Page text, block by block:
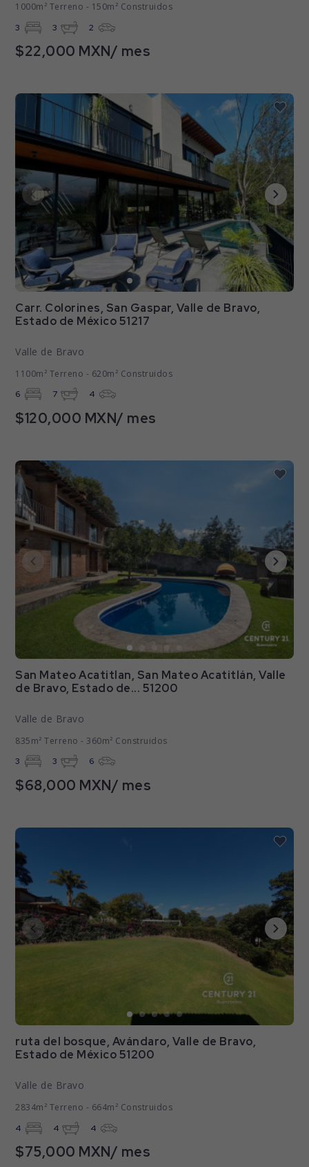
1000m² Terreno - 150m² Construidos
3 3 2
$22,000 MXN/ mes
Carr. Colorines, San Gaspar, Valle de Bravo,
Estado de México 51217
Valle de Bravo
1100m² Terreno - 620m² Construidos
6 7 4
$120,000 MXN/ mes
San Mateo Acatitlan, San Mateo Acatitlán, Valle
de Bravo, Estado de... 51200
Valle de Bravo
835m² Terreno - 360m² Construidos
3 3 6
$68,000 MXN/ mes
ruta del bosque, Avándaro, Valle de Bravo,
Estado de México 51200
Valle de Bravo
2834m² Terreno - 664m² Construidos
4 4 4
$75,000 MXN/ mes